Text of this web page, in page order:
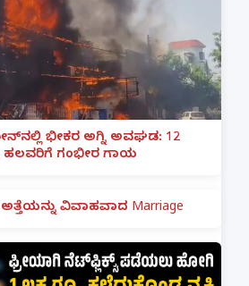
ಭೀಕರ ಅಗ್ನಿ ಅವಘಡ: 12
ಗಂಭೀರ ಗಾಯ
ವಿವಾಹವಾದ Marriage